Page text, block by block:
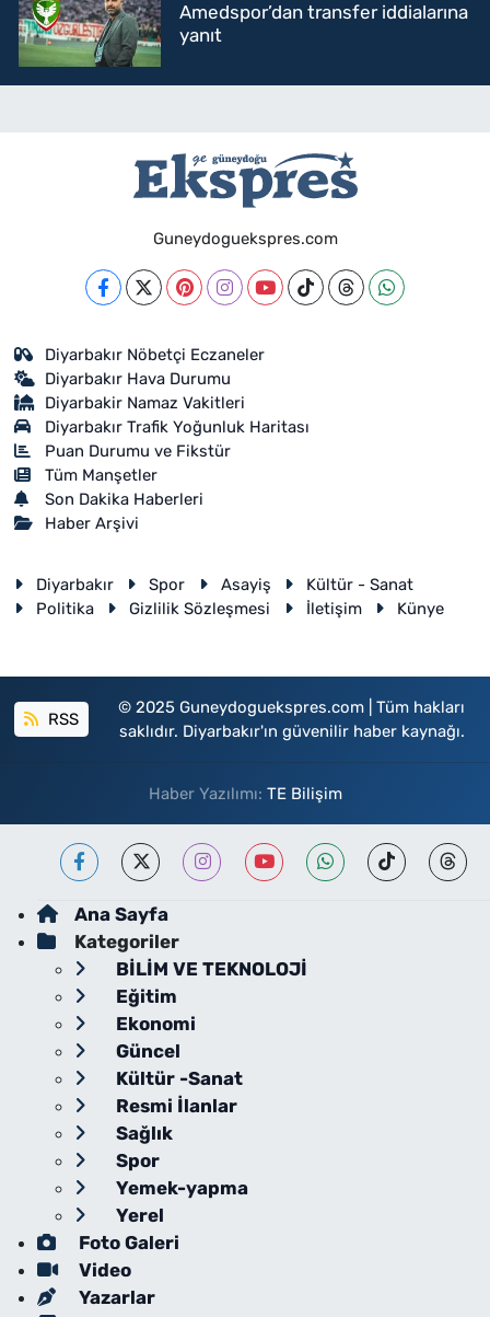
Amedspor’dan transfer iddialarına
yanıt
Guneydoguekspres.com
Diyarbakır Nöbetçi Eczaneler
Diyarbakır Hava Durumu
Diyarbakir Namaz Vakitleri
Diyarbakır Trafik Yoğunluk Haritası
Puan Durumu ve Fikstür
Tüm Manşetler
Son Dakika Haberleri
Haber Arşivi
Diyarbakır Spor Asayiş
Kültür - Sanat
Politika
Gizlilik Sözleşmesi İletişim Künye
RSS
© 2025 Guneydoguekspres.com | Tüm hakları
saklıdır. Diyarbakır'ın güvenilir haber kaynağı.
Haber Yazılımı: TE Bilişim
Ana Sayfa
Kategoriler
BİLİM VE TEKNOLOJİ
Eğitim
Ekonomi
Güncel
Kültür -Sanat
Resmi İlanlar
Sağlık
Spor
Yemek-yapma
Yerel
Foto Galeri
Video
Yazarlar